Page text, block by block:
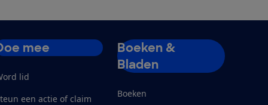
mee
lid
een actie of claim
Boeken &
Bladen
Boeken